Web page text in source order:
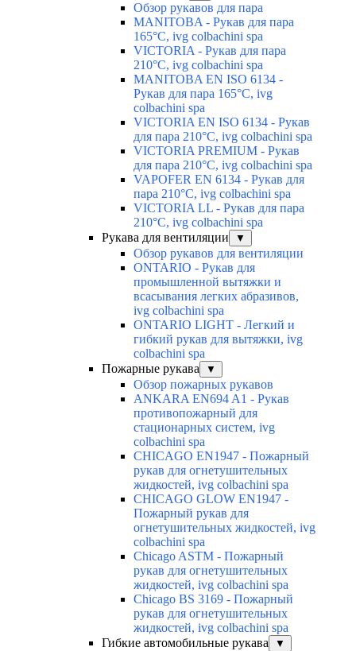
Обзор рукавов для пара
MANITOBA - Рукав для пара
165°C, ivg colbachini spa
VICTORIA - Рукав для пара
210°C, ivg colbachini spa
MANITOBA EN ISO 6134 -
Рукав для пара 165°C, ivg
colbachini spa
VICTORIA EN ISO 6134 - Рукав
для пара 210°C, ivg colbachini spa
VICTORIA PREMIUM - Рукав
для пара 210°C, ivg colbachini spa
VAPOFER EN 6134 - Рукав для
пара 210°C, ivg colbachini spa
VICTORIA LL - Рукав для пара
210°C, ivg colbachini spa
Рукава для вентиляции
▼
Обзор рукавов для вентиляции
ONTARIO - Рукав для
промышленной вытяжки и
всасывания легких абразивов,
ivg colbachini spa
ONTARIO LIGHT - Легкий и
гибкий рукав для вытяжки, ivg
colbachini spa
Пожарные рукава
▼
Обзор пожарных рукавов
ANKARA EN694 A1 - Рукав
противопожарный для
стационарных систем, ivg
colbachini spa
CHICAGO EN1947 - Пожарный
рукав для огнетушительных
жидкостей, ivg colbachini spa
CHICAGO GLOW EN1947 -
Пожарный рукав для
огнетушительных жидкостей, ivg
colbachini spa
Chicago ASTM - Пожарный
рукав для огнетушительных
жидкостей, ivg colbachini spa
Chicago BS 3169 - Пожарный
рукав для огнетушительных
жидкостей, ivg colbachini spa
Гибкие автомобильные рукава
▼